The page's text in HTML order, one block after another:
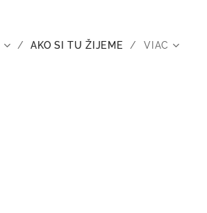
AKO SI TU ŽIJEME VIAC